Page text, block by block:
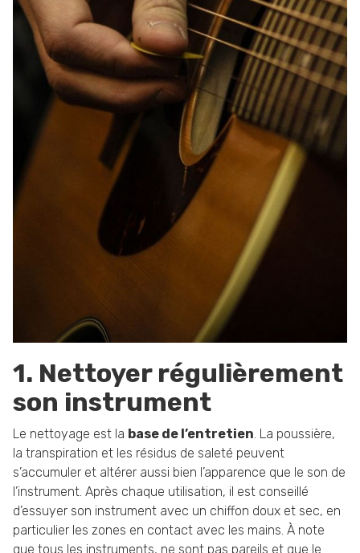
1. Nettoyer régulièrement
son instrument
Le nettoyage est la base de l’entretien. La poussière,
la transpiration et les résidus de saleté peuvent
s’accumuler et altérer aussi bien l’apparence que le son de
l’instrument. Après chaque utilisation, il est conseillé
d’essuyer son instrument avec un chiffon doux et sec, en
particulier les zones en contact avec les mains. À note
que tous les instruments, ne sont pas pareils et que le